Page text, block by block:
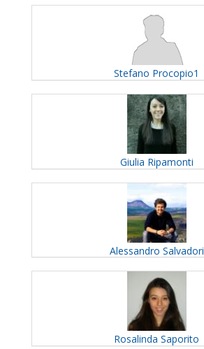
Stefano Procopio1
Giulia Ripamonti
Alessandro Salvadori
Rosalinda Saporito